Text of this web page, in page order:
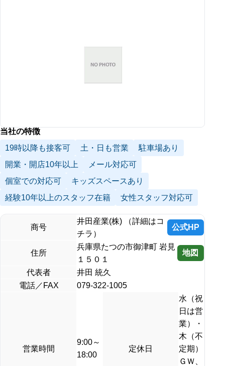
当社の特徴
19時以降も接客可
土・日も営業
駐車場あり
開業・開店10年以上
メール対応可
個室での対応可
キッズスペースあり
経験10年以上のスタッフ在籍
女性スタッフ対応可
商号
井田産業(株) （詳細はコ
チラ）
公式HP
住所
兵庫県たつの市御津町 岩見
１５０１
地図
代表者
井田 統久
電話／FAX
079-322-1005
営業時間
9:00～
18:00
定休日
水（祝
日は営
業）・
木（不
定期）
ＧＷ、